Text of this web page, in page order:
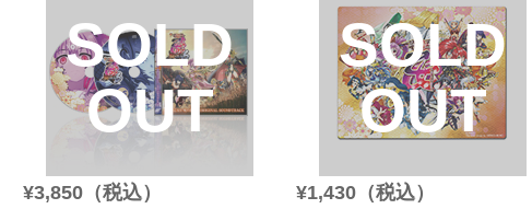
SOLD
OUT
¥3,850（税込）
SOLD
OUT
¥1,430（税込）